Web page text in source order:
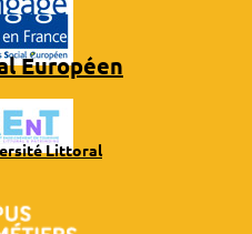
Européen
Littoral